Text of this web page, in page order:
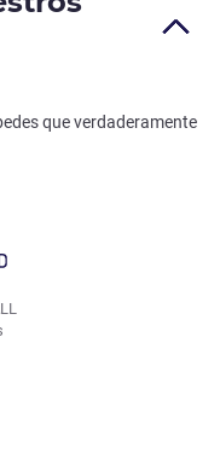
que verdaderamente
5